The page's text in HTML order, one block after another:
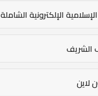
الإلكترونية الشاملة
الشريف
لاين